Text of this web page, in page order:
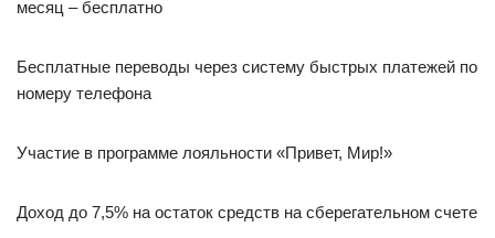
месяц – бесплатно
Бесплатные переводы через систему быстрых платежей по
номеру телефона
Участие в программе лояльности «Привет, Мир!»
Доход до 7,5% на остаток средств на сберегательном счете